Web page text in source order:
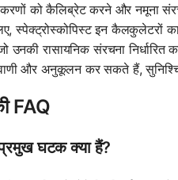
को कैलिब्रेट करने और नमूना
स्पेक्ट्रोस्कोपिस्ट इन कैलकुलेटरों का
उनकी रासायनिक संरचना
और अनुकूलन कर सकते हैं,
FAQ
घटक क्या हैं?